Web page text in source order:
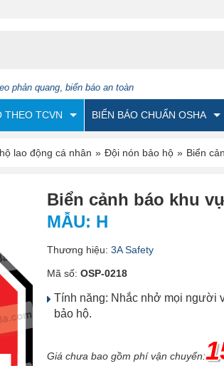
phản quang, biển báo an toàn
THEO TCVN BIỂN BÁO CHUẨN OSHA
lao động cá nhân » Đội nón bảo hộ » Biển
Biển cảnh báo khu
MẪU: H
Thương hiệu: 3A Safety
Mã số: OSP-0218
Tính năng: Nhắc nhở mọi người
bảo hộ.
Giá chưa bao gồm phí vận chuyển: